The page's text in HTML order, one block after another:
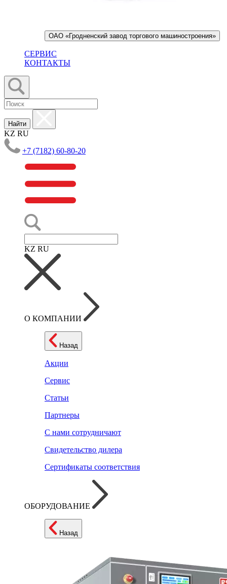
ОАО «Гродненский завод торгового машиностроения»
СЕРВИС
КОНТАКТЫ
Найти
KZ RU
+7 (7182) 60-80-20
KZ RU
О КОМПАНИИ
Назад
Акции
Сервис
Статьи
Партнеры
С нами сотрудничают
Свидетельство дилера
Сертификаты соответствия
ОБОРУДОВАНИЕ
Назад